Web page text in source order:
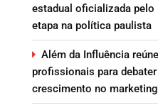
estadual oficializada
etapa na política paulista
Além da Influência
profissionais para
crescimento no